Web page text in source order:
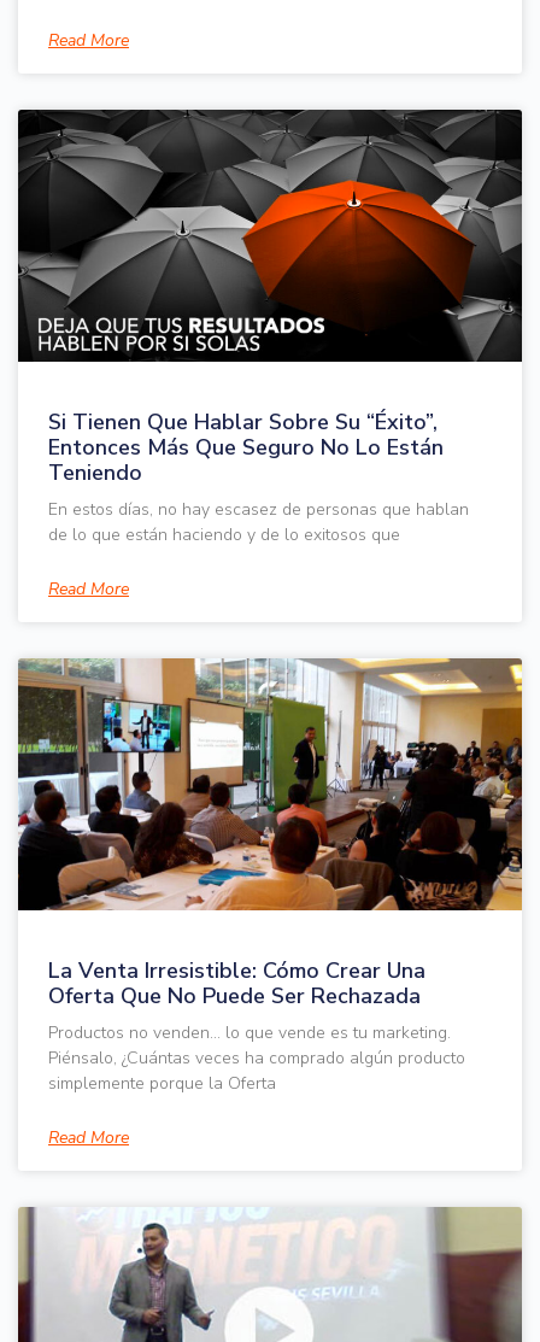
Read More
Si Tienen Que Hablar Sobre Su “Éxito”,
Entonces Más Que Seguro No Lo Están
Teniendo
En estos días, no hay escasez de personas que hablan
de lo que están haciendo y de lo exitosos que
Read More
La Venta Irresistible: Cómo Crear Una
Oferta Que No Puede Ser Rechazada
Productos no venden… lo que vende es tu marketing.
Piénsalo, ¿Cuántas veces ha comprado algún producto
simplemente porque la Oferta
Read More